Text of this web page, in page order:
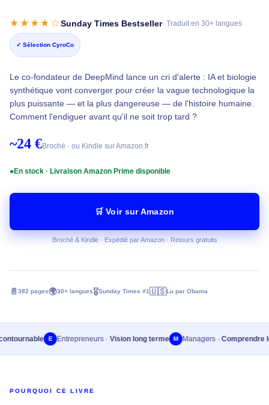
★★★★☆Sunday Times Bestseller· Traduit en 30+ langues
✓ Sélection CyroCo
Le co-fondateur de DeepMind lance un cri d'alerte : IA et biologie
synthétique vont converger pour créer la vague technologique la
plus puissante — et la plus dangereuse — de l'histoire humaine.
Comment l'endiguer avant qu'il ne soit trop tard ?
~24 €Broché · ou Kindle sur Amazon.fr
●En stock · Livraison Amazon Prime disponible
🛒 Voir sur Amazon
Broché & Kindle · Expédié par Amazon · Retours gratuits
📄 382 pages🌍30+ langues🎖️Sunday Times #1🇺🇸Lu par Obama
E Entrepreneurs ·Vision long terme M Managers ·Comprendre les
POURQUOI CE LIVRE